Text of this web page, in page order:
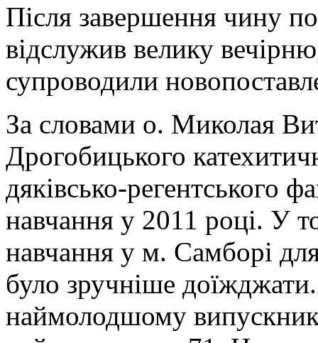
Після завершення чину
відслужив велику
супроводили
За словами о. Миколая
Дрогобицького
дяківсько-регентського
навчання у 2011 році. У
навчання у м. Самборі
було зручніше
наймолодшому